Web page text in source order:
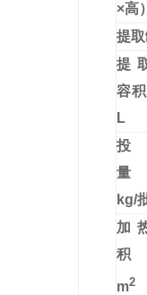
×高
提
提
L
kg/
加
m2